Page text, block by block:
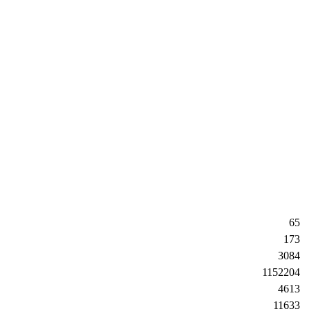
65
173
3084
1152204
4613
11633